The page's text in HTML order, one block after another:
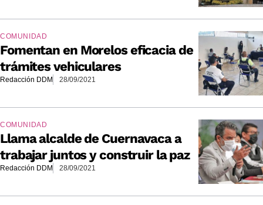
COMUNIDAD
Fomentan en Morelos eficacia de
trámites vehiculares
Redacción DDM 28/09/2021
COMUNIDAD
Llama alcalde de Cuernavaca a
trabajar juntos y construir la paz
Redacción DDM 28/09/2021